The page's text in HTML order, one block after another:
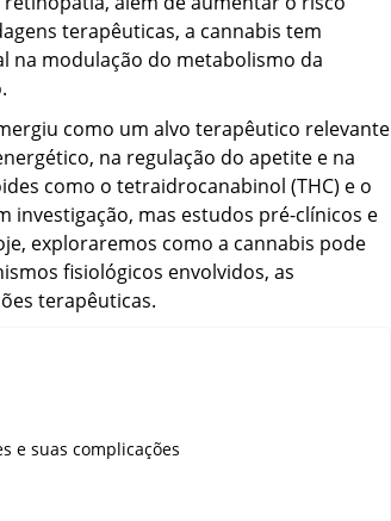
terapêuticas, a cannabis tem
na modulação do metabolismo da
como um alvo terapêutico relevante
na regulação do apetite e na
como o tetraidrocanabinol (THC) e o
investigação, mas estudos pré-clínicos e
exploraremos como a cannabis pode
fisiológicos envolvidos, as
terapêuticas.
e suas complicações